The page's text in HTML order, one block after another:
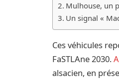
Mulhouse, un
Un signal «
Ces véhicules
FaSTLAne 2030.
alsacien, en